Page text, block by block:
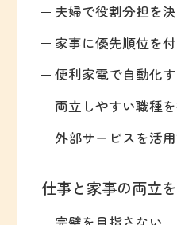
夫婦で役割分担を
家事に優先順位を
便利家電で自動化
両立しやすい職種
外部サービスを活
仕事と家事の両立